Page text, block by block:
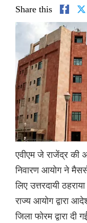
Share this
एवीएम जे राजेंद्र की
निवारण आयोग ने
लिए उत्तरदायी
राज्य आयोग द्वारा
जिला फोरम द्वारा